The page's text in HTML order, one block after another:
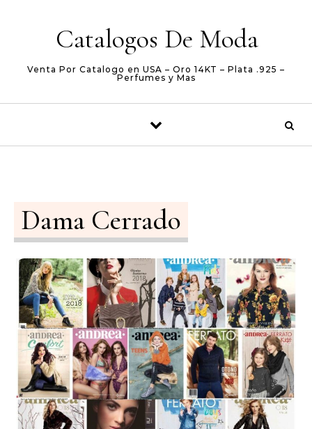
Catalogos De Moda
Venta Por Catalogo en USA – Oro 14KT – Plata .925 –
Perfumes y Mas
Dama Cerrado